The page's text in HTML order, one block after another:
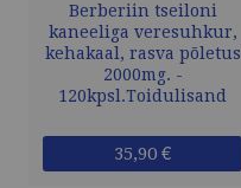
Berberiin tseiloni
kaneeliga veresuhkur,
kehakaal, rasva põletus
2000mg. -
120kpsl.Toidulisand
35,90 €